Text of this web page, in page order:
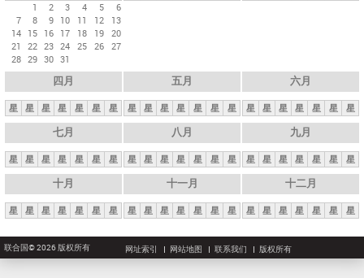
1
2 3 4 5
6
7
8 9 10 11 12
13
14 15 16 17 18 19 20
21
22 23 24 25 26 27
28 29 30 31
四月
星 星 星 星 星 星 星
五月
星 星 星 星 星 星 星
六月
星 星 星 星 星 星 星
七月
星 星 星 星 星 星 星
八月
星 星 星 星 星 星 星
九月
星 星 星 星 星 星 星
十月
星 星 星 星 星 星 星
十一月
星 星 星 星 星 星 星
十二月
星 星 星 星 星 星 星
联合国© 2026 版权所有 网址索引 网站地图 联系我们 版权所有